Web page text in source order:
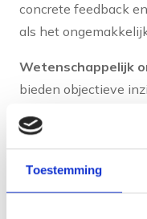
Toestemming
concrete feedback
als het
Wetenschappelijk
bieden objectieve
talenten en
brengen, helpen je
gerichte ontwikkeling.